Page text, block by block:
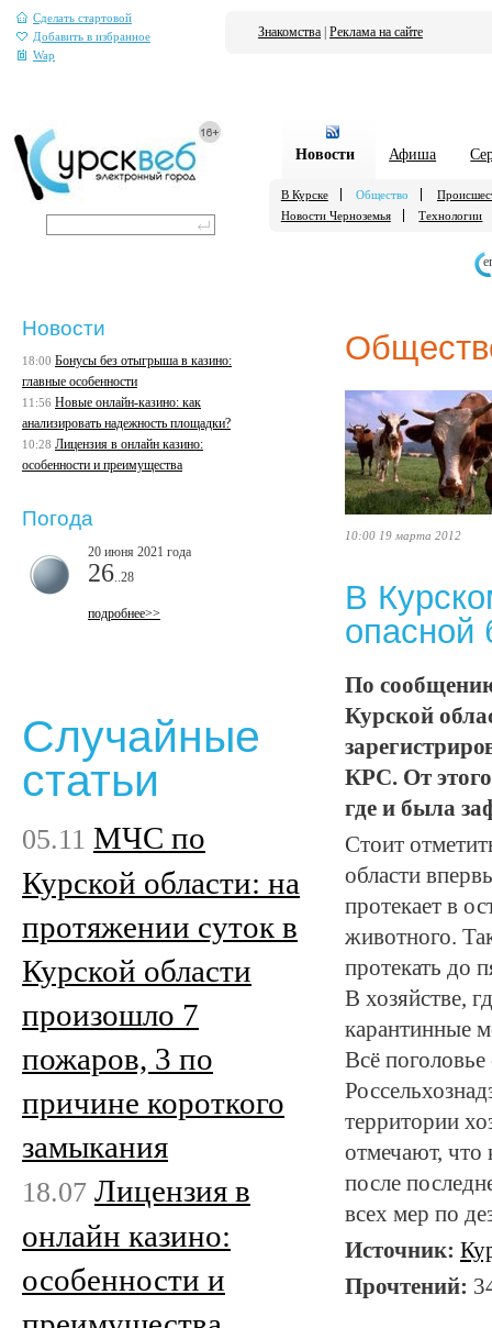
Сделать стартовой
Добавить в избранное
Wap
Знакомства Реклама на сайте
Новости Афиша
В Курске Общество
Новости Черноземья
Технологии
10:00 19 марта 2012
В
опасной
По
Курской
КРС. От
где и была
Стоит
области
протекает в
животного.
протекать до
В хозяйстве,
карантинные
Всё поголовье
территории
отмечают, что
после
всех мер по
Источник:
Прочтений:
Новости
18:00 Бонусы без отыгрыша в казино:
главные особенности
11:56 Новые онлайн-казино: как
анализировать надежность площадки?
10:28 Лицензия в онлайн казино:
особенности и преимущества
Погода
20 июня 2021 года
26 ..28
подробнее>>
Случайные
статьи
05.11 МЧС по
Курской области: на
протяжении суток в
Курской области
произошло 7
пожаров, 3 по
причине короткого
замыкания
18.07 Лицензия в
онлайн казино:
особенности и